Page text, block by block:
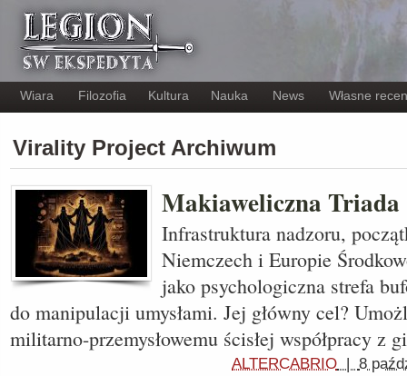
Wiara Filozofia Kultura Nauka News Własne
Virality Project Archiwum
Makiaweliczna Triada
Infrastruktura nadzoru,
Niemczech i Europie
jako psychologiczna strefa
do manipulacji umysłami. Jej główny cel?
militarno-przemysłowemu ścisłej współpracy
ALTERCABRIO | 8